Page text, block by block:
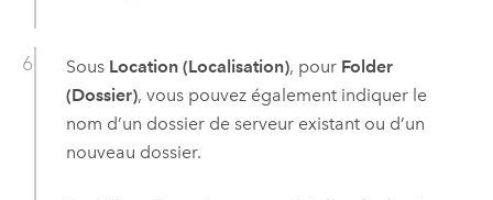
Sous Location (Localisation), pour Folder
(Dossier), vous pouvez également indiquer le
nom d’un dossier de serveur existant ou d’un
nouveau dossier.